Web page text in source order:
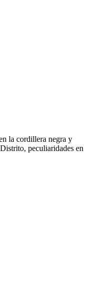
la cordillera negra y
peculiaridades en